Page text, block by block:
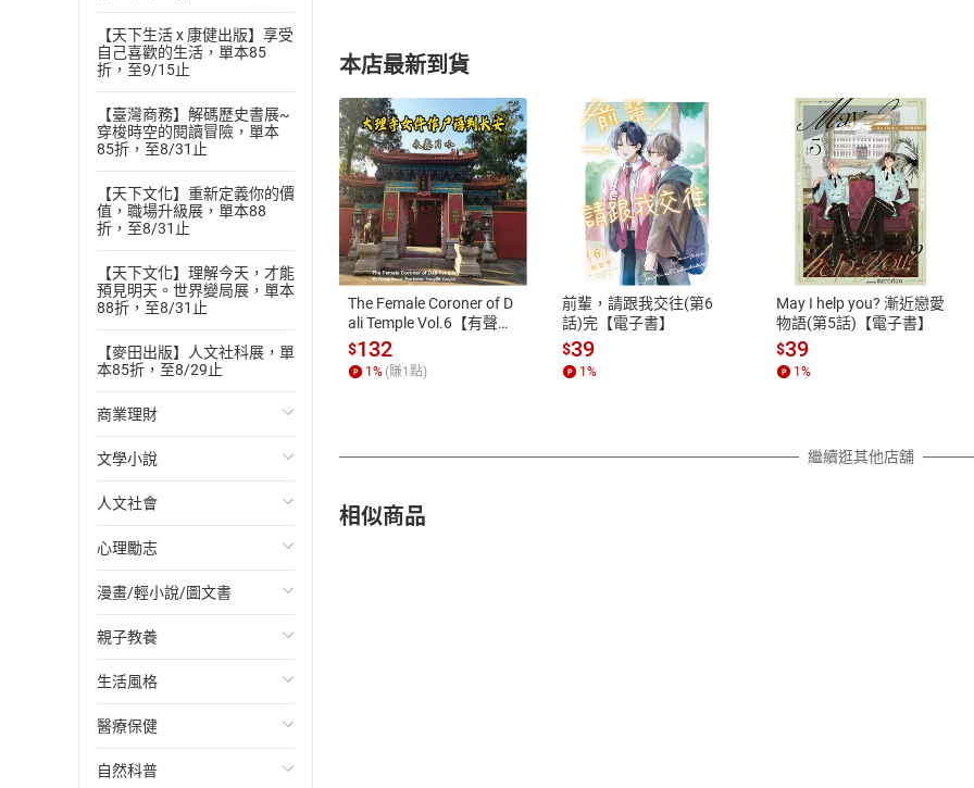
【天下生活 x 康健出版】享受
自己喜歡的生活，單本85
折，至9/15止
【臺灣商務】解碼歷史書展~
穿梭時空的閱讀冒險，單本
85折，至8/31止
【天下文化】重新定義你的價
值，職場升級展，單本88
折，至8/31止
【天下文化】理解今天，才能
預見明天。世界變局展，單本
88折，至8/31止
【麥田出版】人文社科展，單
本85折，至8/29止
商業理財
投資理財
經濟/趨勢
財務/金融
管理/領導
職場工作術
成功法
行銷/廣告
傳記
文學小說
歐美文學
日本文學
韓國文學
華文文學
經典文學
成長/家庭生活小說
懸疑/推理小說
人文社會
國際關係
政治
社會科學
台灣/中國歷史
日/韓歷史
其他歷史/史學
心理勵志
心靈成長/情緒
人際關係
兩性關係
心理學
漫畫/輕小說/圖文書
輕小說
奇幻/科幻
愛情故事
職場/社會寫實
親子教養
教育現場
兒童文學/故事
兒童科普/學習
生活風格
飲食/食譜
健身/美顏
醫療保健
健康/養生
自然科普
付款方式
ATM轉帳、信用卡、LINE PAY、AFTEE
退換貨規範
本店是否提供消費者保護法七日猶
之權利，遽消費者保護法及通訊交
除權合理例外情事適用準則，依商
質各有不同規定。詳細退換貨說明
照各商品說明。
本店最新到貨
The Female Coroner of D
ali Temple Vol.6【有聲
書】
$132
1% (賺1點)
前輩，請跟我交往(第6
話)完【電子書】
$39
1%
May I help you? 漸近戀愛
物語(第5話)【電子書】
$39
1%
繼續逛其他店舖
相似商品